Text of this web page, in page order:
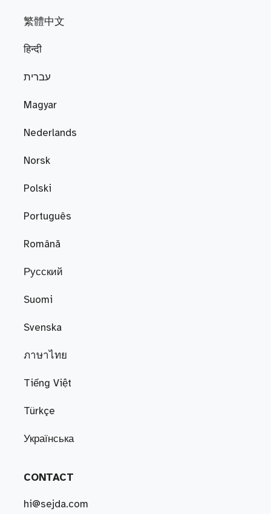
繁體中文
हिन्दी
עברית
Magyar
Nederlands
Norsk
Polski
Português
Română
Русский
Suomi
Svenska
ภาษาไทย
Tiếng Việt
Türkçe
Українська
CONTACT
hi@sejda.com